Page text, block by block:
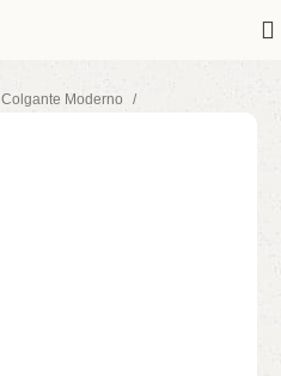
Colgante Moderno